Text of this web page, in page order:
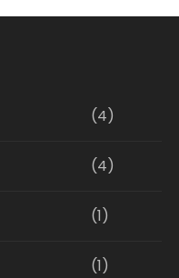
(4)
(4)
(1)
(1)